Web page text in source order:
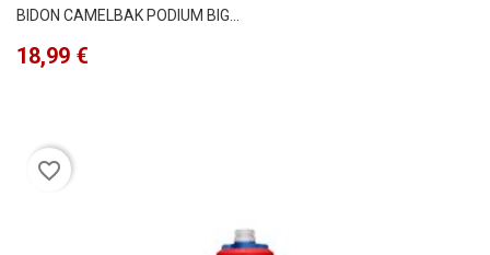
BIDON CAMELBAK PODIUM BIG...
Precio
18,99 €
favorite_border